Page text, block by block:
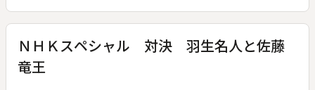
ＮＨＫスペシャル 対決 羽生名人と佐藤
竜王